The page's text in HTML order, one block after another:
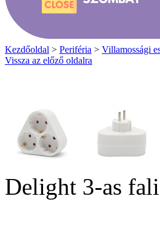
Kezdőoldal > Periféria > Villamossági
Vissza az előző oldalra
Delight 3-as